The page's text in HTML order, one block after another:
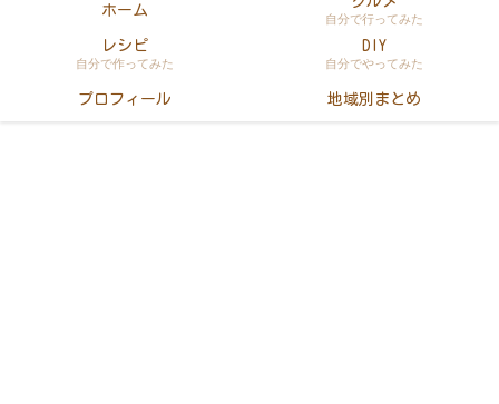
ホーム
自分で行ってみた
レシピ
自分で作ってみた
DIY
自分でやってみた
プロフィール 地域別まとめ